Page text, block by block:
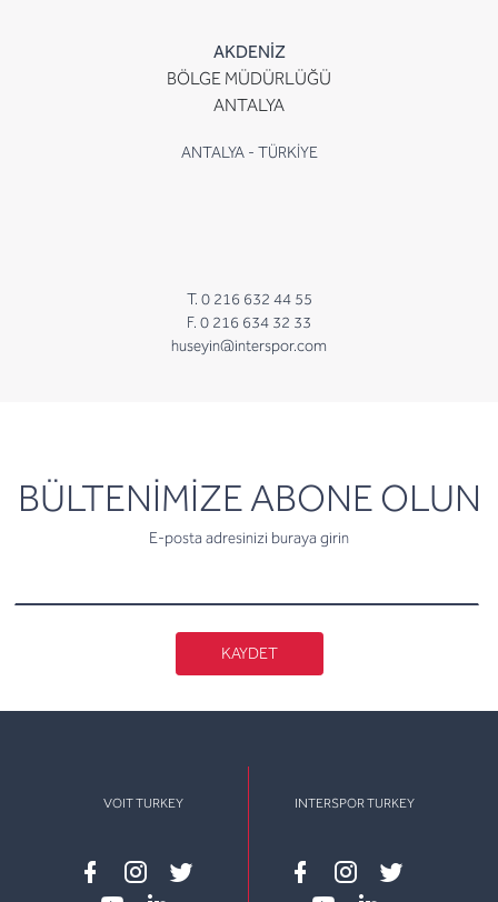
AKDENİZ
BÖLGE MÜDÜRLÜĞÜ
ANTALYA
ANTALYA - TÜRKİYE
T. 0 216 632 44 55
F. 0 216 634 32 33
huseyin@interspor.com
BÜLTENİMİZE ABONE OLUN
E-posta adresinizi buraya girin
newsletter
KAYDET
VOIT TURKEY INTERSPOR TURKEY